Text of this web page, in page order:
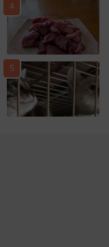
4
5